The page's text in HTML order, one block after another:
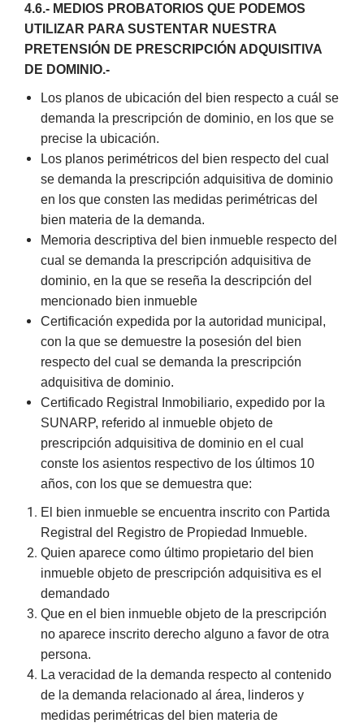
4.6.- MEDIOS PROBATORIOS QUE PODEMOS
UTILIZAR PARA SUSTENTAR NUESTRA
PRETENSIÓN DE PRESCRIPCIÓN ADQUISITIVA
DE DOMINIO.-
Los planos de ubicación del bien respecto a cuál se
demanda la prescripción de dominio, en los que se
precise la ubicación.
Los planos perimétricos del bien respecto del cual
se demanda la prescripción adquisitiva de dominio
en los que consten las medidas perimétricas del
bien materia de la demanda.
Memoria descriptiva del bien inmueble respecto del
cual se demanda la prescripción adquisitiva de
dominio, en la que se reseña la descripción del
mencionado bien inmueble
Certificación expedida por la autoridad municipal,
con la que se demuestre la posesión del bien
respecto del cual se demanda la prescripción
adquisitiva de dominio.
Certificado Registral Inmobiliario, expedido por la
SUNARP, referido al inmueble objeto de
prescripción adquisitiva de dominio en el cual
conste los asientos respectivo de los últimos 10
años, con los que se demuestra que:
El bien inmueble se encuentra inscrito con Partida
Registral del Registro de Propiedad Inmueble.
Quien aparece como último propietario del bien
inmueble objeto de prescripción adquisitiva es el
demandado
Que en el bien inmueble objeto de la prescripción
no aparece inscrito derecho alguno a favor de otra
persona.
La veracidad de la demanda respecto al contenido
de la demanda relacionado al área, linderos y
medidas perimétricas del bien materia de